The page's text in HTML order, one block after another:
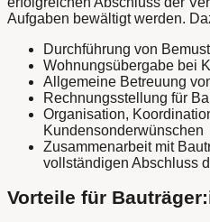
Aufgaben bewältigt werden.
Durchführung von
Wohnungsübergabe bei
Allgemeine Betreuung
Rechnungsstellung für
Organisation,
Kundensonderwünschen
Zusammenarbeit mit
vollständigen Abschluss
Vorteile für